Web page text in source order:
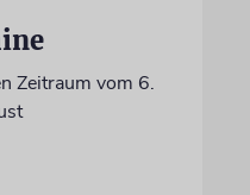
Zeitraum vom 6.